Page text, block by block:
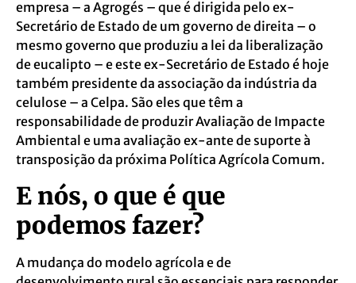
empresa – a Agrogés – que é dirigida pelo ex-
Secretário de Estado de um governo de direita – o
mesmo governo que produziu a lei da liberalização
de eucalipto – e este ex-Secretário de Estado é hoje
também presidente da associação da indústria da
celulose – a Celpa. São eles que têm a
responsabilidade de produzir Avaliação de Impacte
Ambiental e uma avaliação ex-ante de suporte à
transposição da próxima Política Agrícola Comum.
E nós, o que é que
podemos fazer?
A mudança do modelo agrícola e de